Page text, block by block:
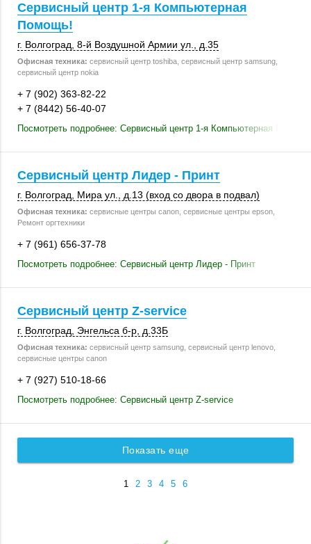
Сервисный центр 1-я Компьютерная
Помощь!
г. Волгоград , 8-й Воздушной Армии ул., д.35
Офисная техника: сервисный центр toshiba, сервисный центр samsung,
сервисный центр nokia
+ 7 (902) 363-82-22
+ 7 (8442) 56-40-07
Посмотреть подробнее: Сервисный центр 1-я Компьютерная
Сервисный центр Лидер - Принт
г. Волгоград Мира ул. , д.13 (вход со двора в подвал)
Офисная техника: сервисные центры canon, сервисные центры epson,
Ремонт оргтехники
+ 7 (961) 656-37-78
Посмотреть подробнее: Сервисный центр Лидер - Принт
Сервисный центр Z-service
г. Волгоград Энгельса б-р д.33Б
Офисная техника: сервисный центр samsung, сервисный центр lenovo,
сервисные центры canon
+ 7 (927) 510-18-66
Посмотреть подробнее: Сервисный центр Z-service
Показать еще
1 2 3 4 5 6